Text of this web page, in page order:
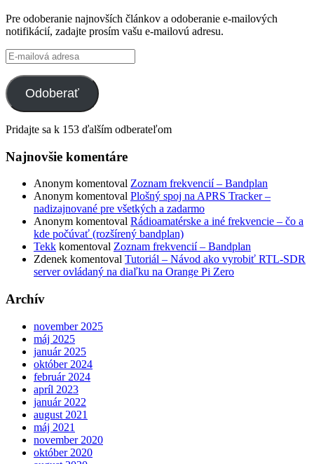
Pre odoberanie najnovších článkov a odoberanie e-mailových
notifikácií, zadajte prosím vašu e-mailovú adresu.
E-
mailová
adresa
Odoberať
Pridajte sa k 153 ďalším odberateľom
Najnovšie komentáre
Anonym komentoval Zoznam frekvencií – Bandplan
Anonym komentoval Plošný spoj na APRS Tracker –
nadizajnované pre všetkých a zadarmo
Anonym komentoval Rádioamatérske a iné frekvencie – čo a
kde počúvať (rozšírený bandplan)
Tekk komentoval Zoznam frekvencií – Bandplan
Zdenek komentoval Tutoriál – Návod ako vyrobiť RTL-SDR
server ovládaný na diaľku na Orange Pi Zero
Archív
november 2025
máj 2025
január 2025
október 2024
február 2024
apríl 2023
január 2022
august 2021
máj 2021
november 2020
október 2020